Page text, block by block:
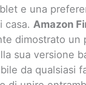
e una
casa. Amazon
dimostrato un
sua versione
da qualsiasi